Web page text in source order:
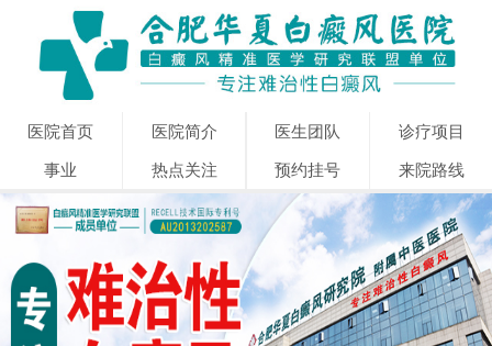
医院首页 医院简介 医生团队 诊疗项目
事业 热点关注 预约挂号 来院路线